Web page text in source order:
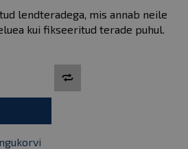
lendteradega, mis annab neile
kui fikseeritud terade puhul.